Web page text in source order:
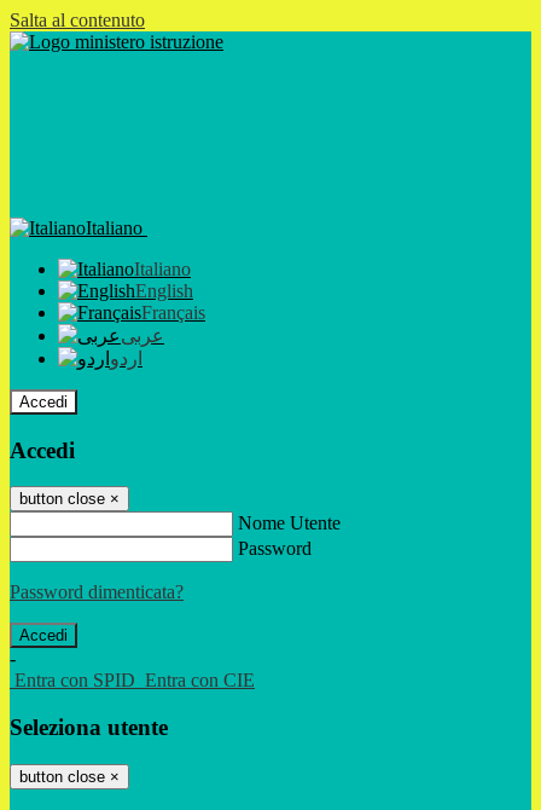
Salta al contenuto
Italiano
Italiano
English
Français
عربى
اردو
Accedi
Accedi
button close ×
Nome Utente
Password
Password dimenticata?
-
Entra con SPID Entra con CIE
Seleziona utente
button close ×